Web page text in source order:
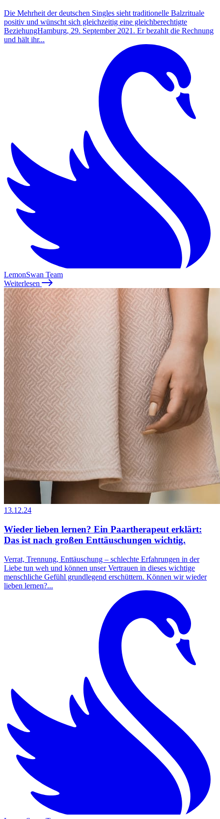
Die Mehrheit der deutschen Singles sieht traditionelle Balzrituale
positiv und wünscht sich gleichzeitig eine gleichberechtigte
BeziehungHamburg, 29. September 2021. Er bezahlt die Rechnung
und hält ihr...
LemonSwan Team
Weiterlesen
13.12.24
Wieder lieben lernen? Ein Paartherapeut erklärt:
Das ist nach großen Enttäuschungen wichtig.
Verrat, Trennung, Enttäuschung – schlechte Erfahrungen in der
Liebe tun weh und können unser Vertrauen in dieses wichtige
menschliche Gefühl grundlegend erschüttern. Können wir wieder
lieben lernen?...